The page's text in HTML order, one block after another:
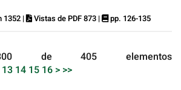
1352 | Vistas de PDF 873 | pp. 126-135
de 405 elementos
13 14 15 16 > >>